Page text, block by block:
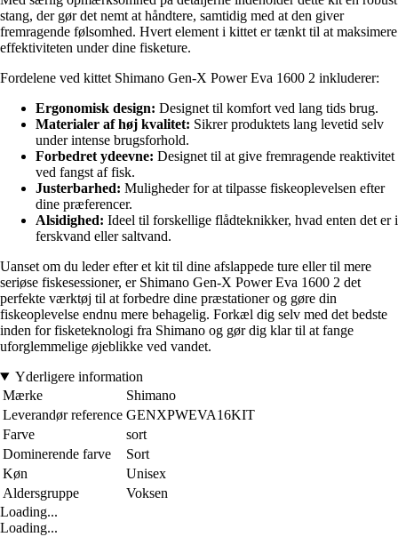
stang, der gør det nemt at håndtere, samtidig med at den giver
fremragende følsomhed. Hvert element i kittet er tænkt til at maksimere
effektiviteten under dine fisketure.
Fordelene ved kittet Shimano Gen-X Power Eva 1600 2 inkluderer:
Ergonomisk design: Designet til komfort ved lang tids brug.
Materialer af høj kvalitet: Sikrer produktets lang levetid selv
under intense brugsforhold.
Forbedret ydeevne: Designet til at give fremragende reaktivitet
ved fangst af fisk.
Justerbarhed: Muligheder for at tilpasse fiskeoplevelsen efter
dine præferencer.
Alsidighed: Ideel til forskellige flådteknikker, hvad enten det er i
ferskvand eller saltvand.
Uanset om du leder efter et kit til dine afslappede ture eller til mere
seriøse fiskesessioner, er Shimano Gen-X Power Eva 1600 2 det
perfekte værktøj til at forbedre dine præstationer og gøre din
fiskeoplevelse endnu mere behagelig. Forkæl dig selv med det bedste
inden for fisketeknologi fra Shimano og gør dig klar til at fange
uforglemmelige øjeblikke ved vandet.
Yderligere information
Mærke
Shimano
Leverandør reference GENXPWEVA16KIT
Farve
sort
Dominerende farve
Sort
Køn
Unisex
Aldersgruppe
Voksen
Loading...
Loading...